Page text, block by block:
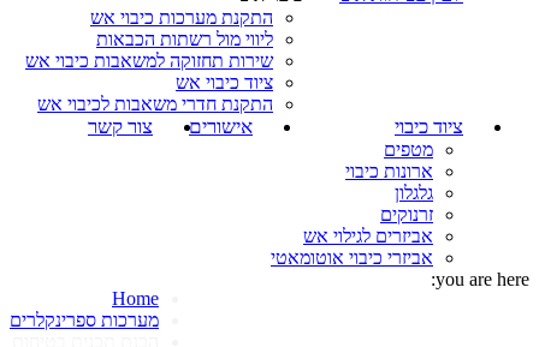
התקנת מערכות כיבוי אש
ליווי מול רשתות הכבאות
שירות תחזוקה למשאבות כיבוי אש
ציוד כיבוי אש
התקנת חדרי משאבות לכיבוי אש
ציוד כיבוי
מטפים
ארונות כיבוי
גלגלון
זרנוקים
אביזרים לגילוי אש
אביזרי כיבוי אוטומאטי
אישורים צור קשר
you are here:
Home
מערכות ספרינקלרים